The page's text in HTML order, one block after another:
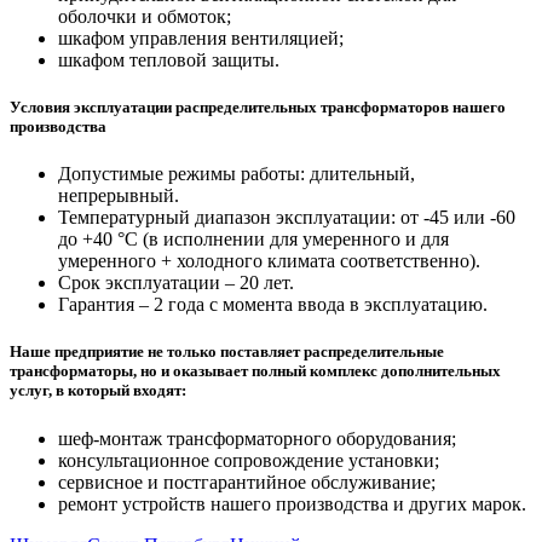
оболочки и обмоток;
шкафом управления вентиляцией;
шкафом тепловой защиты.
Условия эксплуатации распределительных трансформаторов нашего
производства
Допустимые режимы работы: длительный,
непрерывный.
Температурный диапазон эксплуатации: от -45 или -60
до +40 °С (в исполнении для умеренного и для
умеренного + холодного климата соответственно).
Срок эксплуатации – 20 лет.
Гарантия – 2 года с момента ввода в эксплуатацию.
Наше предприятие не только поставляет распределительные
трансформаторы, но и оказывает полный комплекс дополнительных
услуг, в который входят:
шеф-монтаж трансформаторного оборудования;
консультационное сопровождение установки;
сервисное и постгарантийное обслуживание;
ремонт устройств нашего производства и других марок.